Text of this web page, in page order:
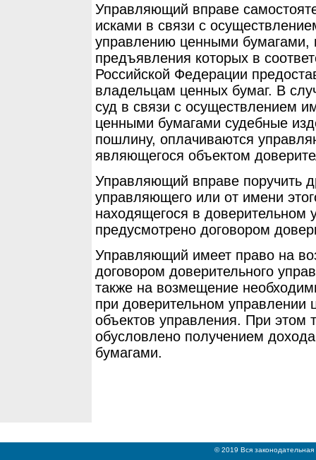
Управляющий вправе
исками в связи с
управлению ценными бумагами,
предъявления которых в
Российской Федерации
владельцам ценных бумаг. В
суд в связи с осуществлением
ценными бумагами судебные
пошлину, оплачиваются
являющегося объектом
Управляющий вправе поручить
управляющего или от имени
находящегося в доверительном
предусмотрено договором
Управляющий имеет право на
договором доверительного
также на возмещение
при доверительном управлении
объектов управления. При этом
обусловлено получением
бумагами.
© 2019 Вся